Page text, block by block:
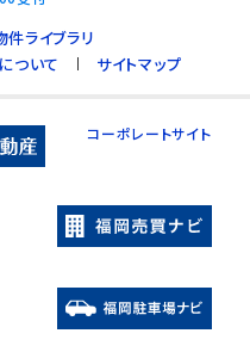
件ライブラリ
ついて サイトマップ
コーポレートサイト